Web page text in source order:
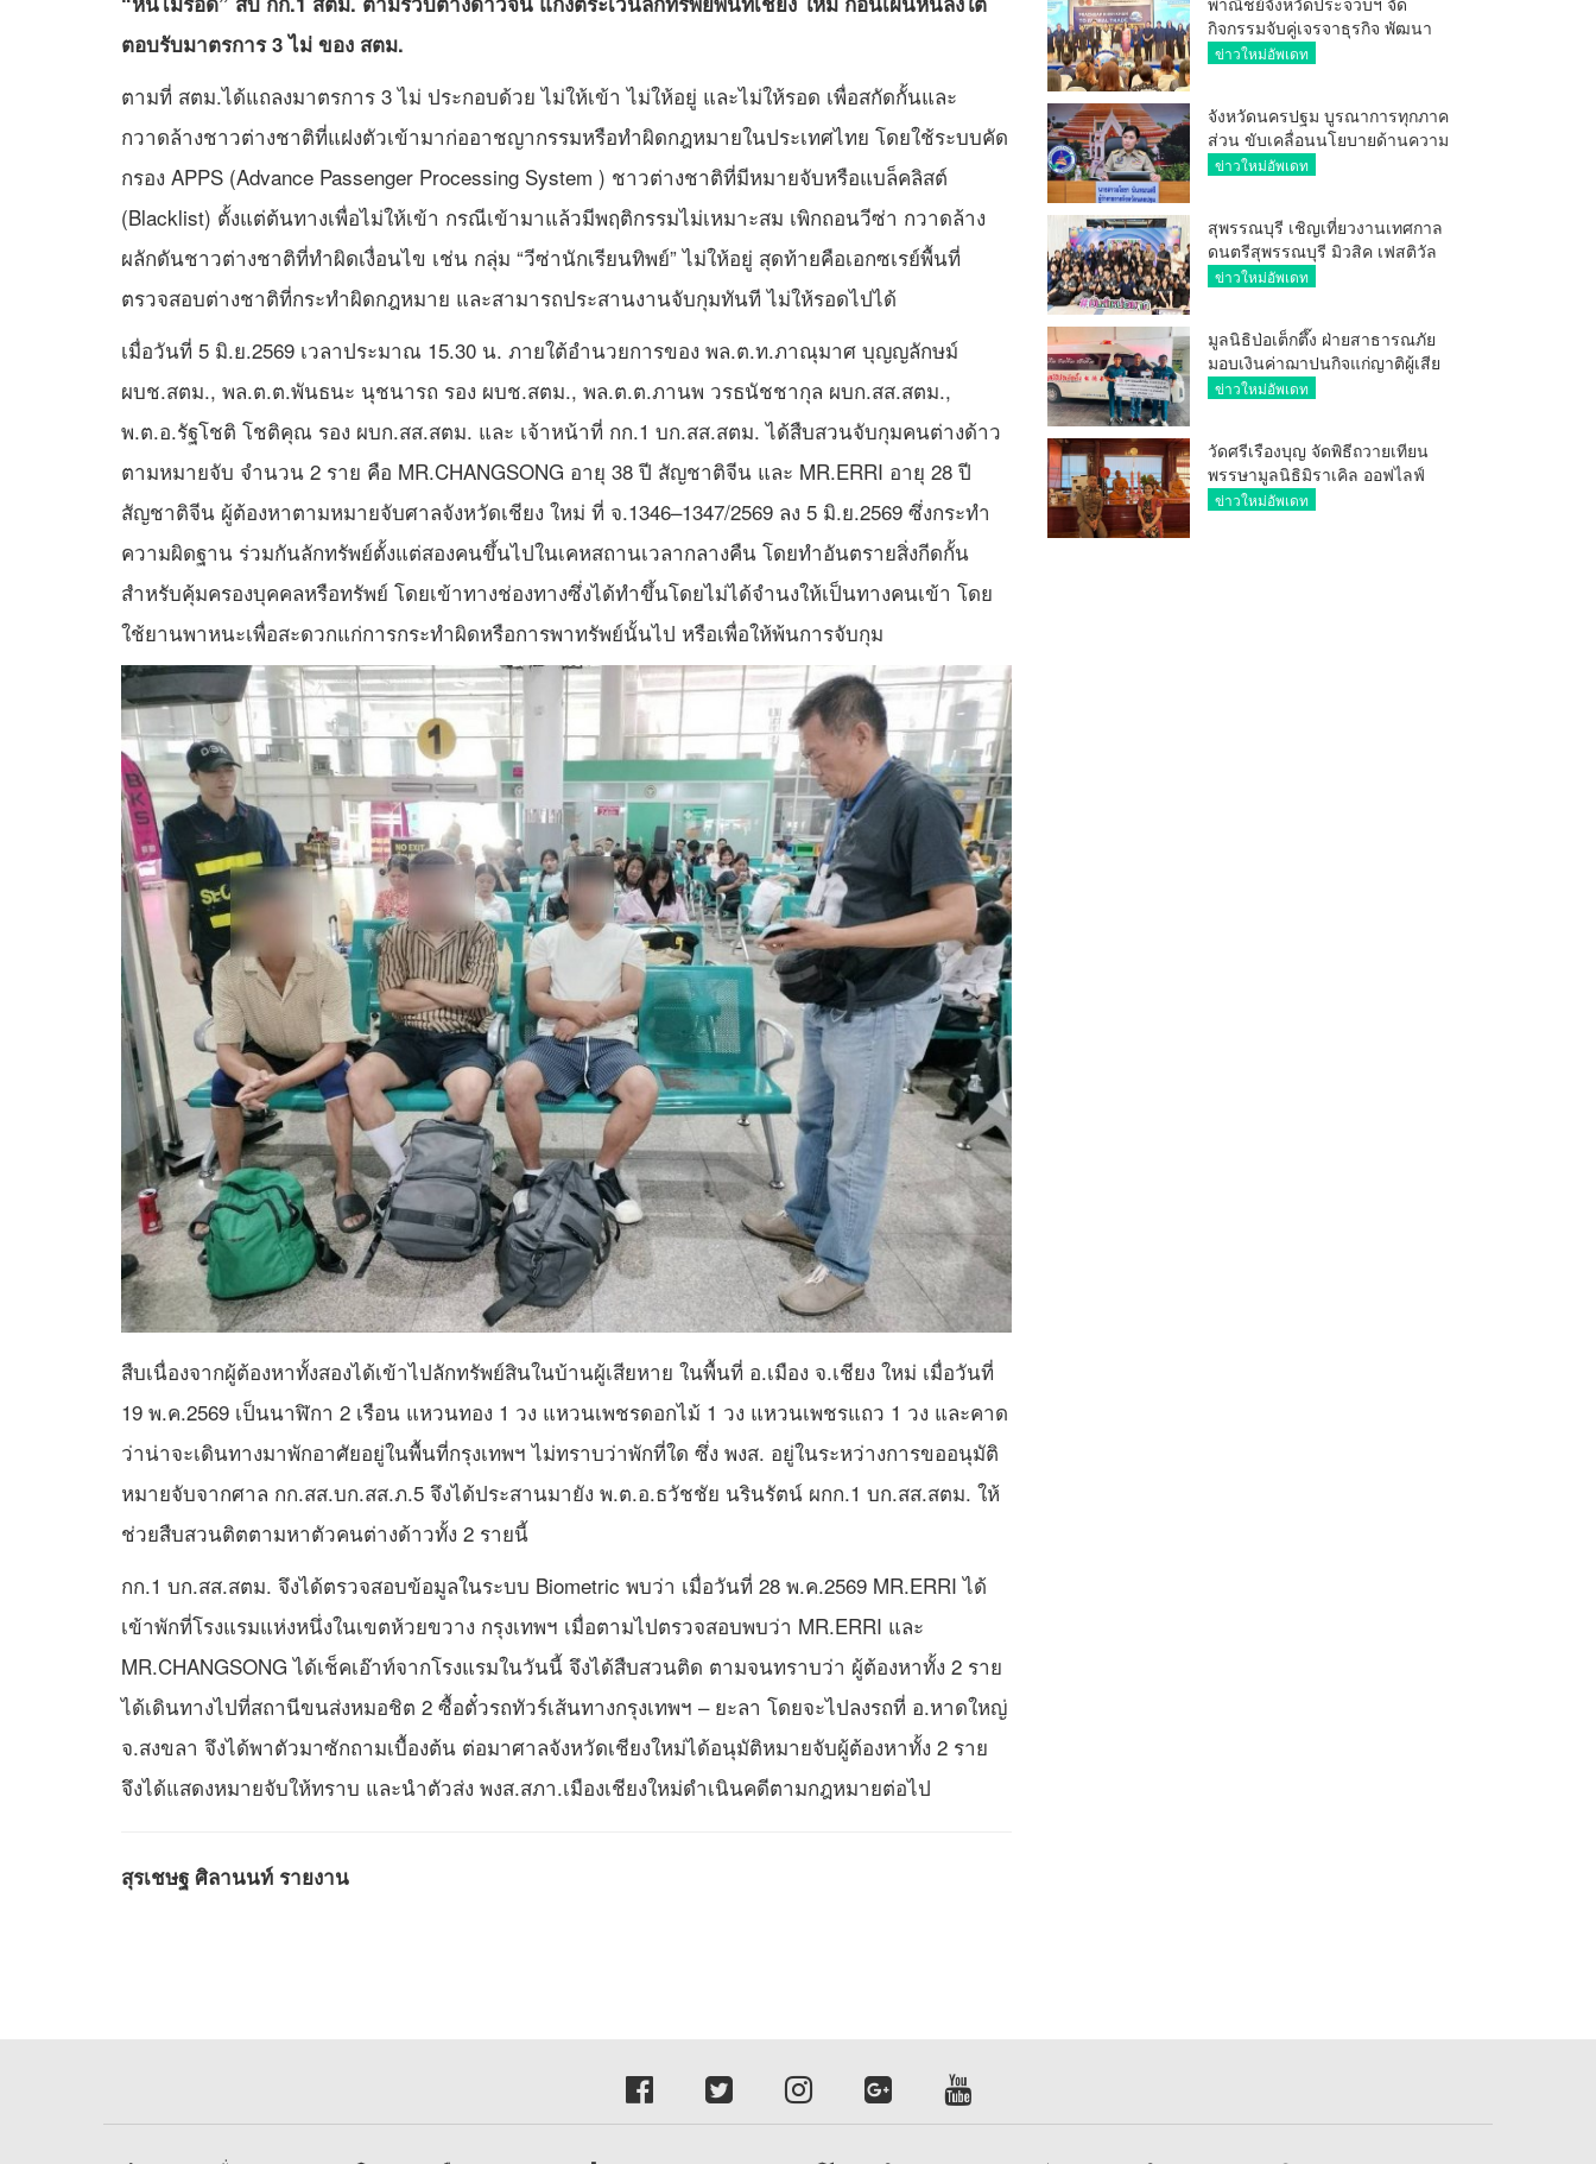
ตอบรับมาตรการ 3 ไม่ ของ สตม.
ตามที่ สตม.ได้แถลงมาตรการ 3 ไม่ ประกอบด้วย ไม่ให้เข้า ไม่ให้อยู่ และไม่ให้รอด เพื่อสกัดกั้นและ
กวาดล้างชาวต่างชาติที่แฝงตัวเข้ามาก่ออาชญากรรมหรือทำผิดกฎหมายในประเทศไทย โดยใช้ระบบคัด
กรอง APPS (Advance Passenger Processing System ) ชาวต่างชาติที่มีหมายจับหรือแบล็คลิสต์
(Blacklist) ตั้งแต่ต้นทางเพื่อไม่ให้เข้า กรณีเข้ามาแล้วมีพฤติกรรมไม่เหมาะสม เพิกถอนวีซ่า กวาดล้าง
ผลักดันชาวต่างชาติที่ทำผิดเงื่อนไข เช่น กลุ่ม “วีซ่านักเรียนทิพย์” ไม่ให้อยู่ สุดท้ายคือเอกซเรย์พื้นที่
ตรวจสอบต่างชาติที่กระทำผิดกฎหมาย และสามารถประสานงานจับกุมทันที ไม่ให้รอดไปได้
เมื่อวันที่ 5 มิ.ย.2569 เวลาประมาณ 15.30 น. ภายใต้อำนวยการของ พล.ต.ท.ภาณุมาศ บุญญลักษม์
ผบช.สตม., พล.ต.ต.พันธนะ นุชนารถ รอง ผบช.สตม., พล.ต.ต.ภานพ วรธนัชชากุล ผบก.สส.สตม.,
พ.ต.อ.รัฐโชติ โชติคุณ รอง ผบก.สส.สตม. และ เจ้าหน้าที่ กก.1 บก.สส.สตม. ได้สืบสวนจับกุมคนต่างด้าว
ตามหมายจับ จำนวน 2 ราย คือ MR.CHANGSONG อายุ 38 ปี สัญชาติจีน และ MR.ERRI อายุ 28 ปี
สัญชาติจีน ผู้ต้องหาตามหมายจับศาลจังหวัดเชียง ใหม่ ที่ จ.1346–1347/2569 ลง 5 มิ.ย.2569 ซึ่งกระทำ
ความผิดฐาน ร่วมกันลักทรัพย์ตั้งแต่สองคนขึ้นไปในเคหสถานเวลากลางคืน โดยทำอันตรายสิ่งกีดกั้น
สำหรับคุ้มครองบุคคลหรือทรัพย์ โดยเข้าทางช่องทางซึ่งได้ทำขึ้นโดยไม่ได้จำนงให้เป็นทางคนเข้า โดย
ใช้ยานพาหนะเพื่อสะดวกแก่การกระทำผิดหรือการพาทรัพย์นั้นไป หรือเพื่อให้พ้นการจับกุม
สืบเนื่องจากผู้ต้องหาทั้งสองได้เข้าไปลักทรัพย์สินในบ้านผู้เสียหาย ในพื้นที่ อ.เมือง จ.เชียง ใหม่ เมื่อวันที่
19 พ.ค.2569 เป็นนาฬิกา 2 เรือน แหวนทอง 1 วง แหวนเพชรดอกไม้ 1 วง แหวนเพชรแถว 1 วง และคาด
ว่าน่าจะเดินทางมาพักอาศัยอยู่ในพื้นที่กรุงเทพฯ ไม่ทราบว่าพักที่ใด ซึ่ง พงส. อยู่ในระหว่างการขออนุมัติ
หมายจับจากศาล กก.สส.บก.สส.ภ.5 จึงได้ประสานมายัง พ.ต.อ.ธวัชชัย นรินรัตน์ ผกก.1 บก.สส.สตม. ให้
ช่วยสืบสวนติตตามหาตัวคนต่างด้าวทั้ง 2 รายนี้
กก.1 บก.สส.สตม. จึงได้ตรวจสอบข้อมูลในระบบ Biometric พบว่า เมื่อวันที่ 28 พ.ค.2569 MR.ERRI ได้
เข้าพักที่โรงแรมแห่งหนึ่งในเขตห้วยขวาง กรุงเทพฯ เมื่อตามไปตรวจสอบพบว่า MR.ERRI และ
MR.CHANGSONG ได้เช็คเอ๊าท์จากโรงแรมในวันนี้ จึงได้สืบสวนติด ตามจนทราบว่า ผู้ต้องหาทั้ง 2 ราย
ได้เดินทางไปที่สถานีขนส่งหมอชิต 2 ซื้อตั๋วรถทัวร์เส้นทางกรุงเทพฯ – ยะลา โดยจะไปลงรถที่ อ.หาดใหญ่
จ.สงขลา จึงได้พาตัวมาซักถามเบื้องต้น ต่อมาศาลจังหวัดเชียงใหม่ได้อนุมัติหมายจับผู้ต้องหาทั้ง 2 ราย
จึงได้แสดงหมายจับให้ทราบ และนำตัวส่ง พงส.สภา.เมืองเชียงใหม่ดำเนินคดีตามกฎหมายต่อไป
สุรเชษฐ ศิลานนท์ รายงาน
กิจกรรมจับคู่เจรจาธุรกิจ พัฒนา
ศักยภาพ ผู้ประกอบการ ขยายช่อง
ข่าวใหม่อัพเดท
จังหวัดนครปฐม บูรณาการทุกภาค
ส่วน ขับเคลื่อนนโยบายด้านความ
มั่นคง ยกระดับการป้องกัน
ข่าวใหม่อัพเดท
สุพรรณบุรี เชิญเที่ยวงานเทศกาล
ดนตรีสุพรรณบุรี มิวสิค เฟสติวัล
มันส์ เหน่อมาก
ข่าวใหม่อัพเดท
มูลนิธิป่อเต็กตึ๊ง ฝ่ายสาธารณภัย
มอบเงินค่าฌาปนกิจแก่ญาติผู้เสีย
ชีวิต จากเหตุเพลิงไหม้ โรงเบียร์ ณ
ข่าวใหม่อัพเดท
วัดศรีเรืองบุญ จัดพิธีถวายเทียน
พรรษามูลนิธิมิราเคิล ออฟไลฟ์
ประจำปี 2569 พล.ต.ต.ศิริวัฒน์
ข่าวใหม่อัพเดท